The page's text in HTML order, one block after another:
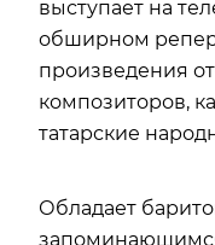
выступает на
обширном
произведения
композиторов,
татарские
Обладает